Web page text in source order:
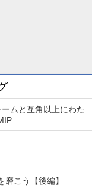
ムと互角以上にわた
こう【後編】